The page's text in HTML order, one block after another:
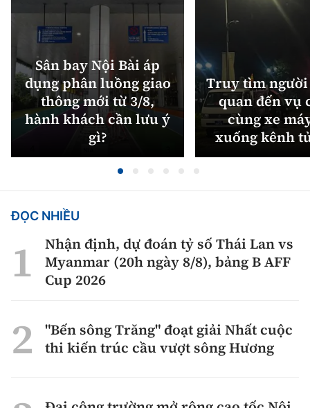
Sân bay Nội Bài áp
dụng phân luồng giao
thông mới từ 3/8,
hành khách cần lưu ý
gì?
Truy tìm
quan đến vụ
cùng xe
xuống kênh
ĐỌC NHIỀU
Nhận định, dự đoán tỷ số Thái Lan vs
Myanmar (20h ngày 8/8), bảng B AFF
Cup 2026
"Bến sông Trăng" đoạt giải Nhất cuộc
thi kiến trúc cầu vượt sông Hương